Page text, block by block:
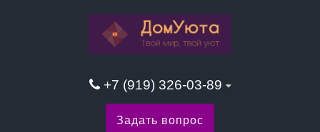
+7 (919) 326-03-89
Задать вопрос